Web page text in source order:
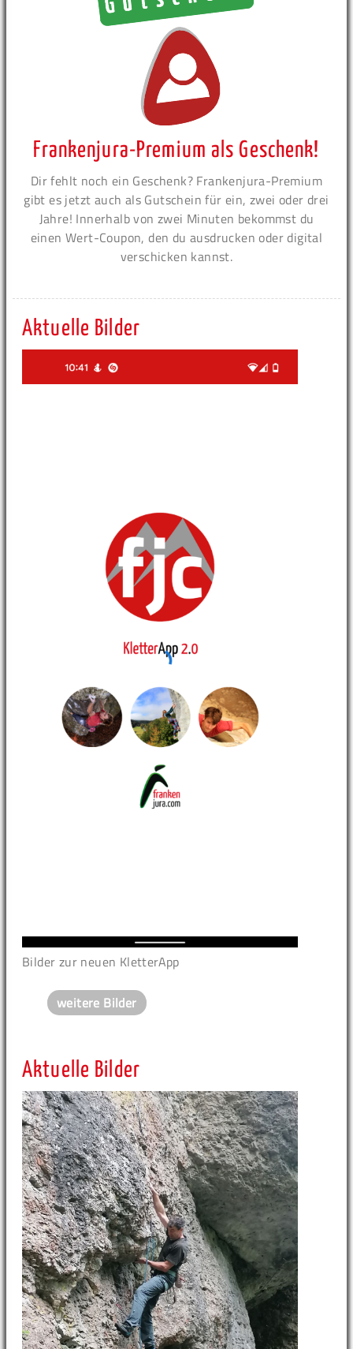
Frankenjura-Premium als Geschenk!
Dir fehlt noch ein Geschenk? Frankenjura-Premium
gibt es jetzt auch als Gutschein für ein, zwei oder drei
Jahre! Innerhalb von zwei Minuten bekommst du
einen Wert-Coupon, den du ausdrucken oder digital
verschicken kannst.
Aktuelle Bilder
Bilder zur neuen KletterApp
weitere Bilder
Aktuelle Bilder